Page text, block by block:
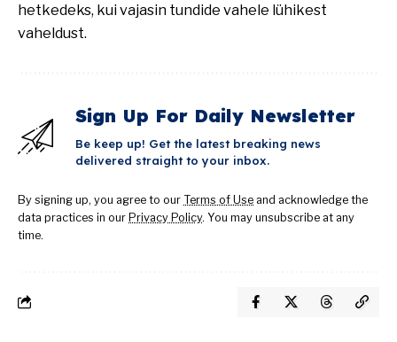
hetkedeks, kui vajasin tundide vahele lühikest
vaheldust.
Sign Up For Daily Newsletter
Be keep up! Get the latest breaking news
delivered straight to your inbox.
By signing up, you agree to our Terms of Use and acknowledge the
data practices in our Privacy Policy. You may unsubscribe at any
time.